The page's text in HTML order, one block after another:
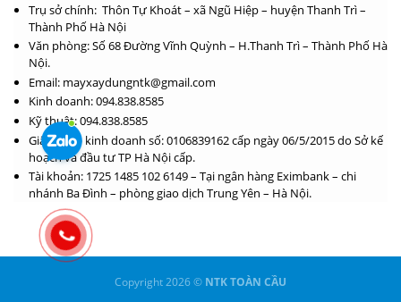
Trụ sở chính: Thôn Tự Khoát – xã Ngũ Hiệp – huyện Thanh Trì –
Thành Phố Hà Nội
Văn phòng: Số 68 Đường Vĩnh Quỳnh – H.Thanh Trì – Thành Phố Hà
Nội.
Email: mayxaydungntk@gmail.com
Kinh doanh: 094.838.8585
Kỹ thuật: 094.838.8585
Giấy phép kinh doanh số: 0106839162 cấp ngày 06/5/2015 do Sở kế
hoạch và đầu tư TP Hà Nội cấp.
Tài khoản: 1725 1485 102 6149 – Tại ngân hàng Eximbank – chi
nhánh Ba Đình – phòng giao dịch Trung Yên – Hà Nội.
Copyright 2026 © NTK TOÀN CẦU